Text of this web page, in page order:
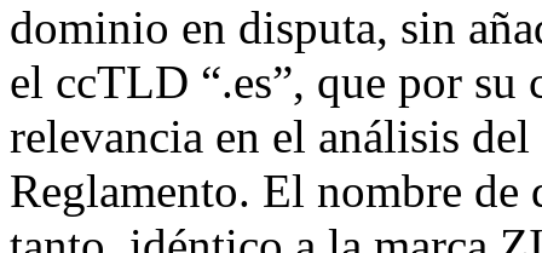
dominio en disputa, sin
el ccTLD “.es”, que por su
relevancia en el análisis
Reglamento. El nombre